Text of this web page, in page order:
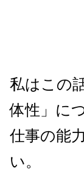
私はこの
体性」に
仕事の能
い。